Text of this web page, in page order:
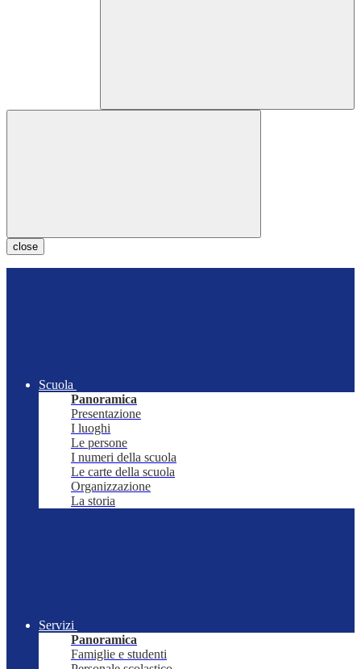
close
Scuola
Panoramica
Presentazione
I luoghi
Le persone
I numeri della scuola
Le carte della scuola
Organizzazione
La storia
Servizi
Panoramica
Famiglie e studenti